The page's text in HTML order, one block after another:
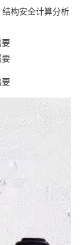
构安全计算分析
要
要
要